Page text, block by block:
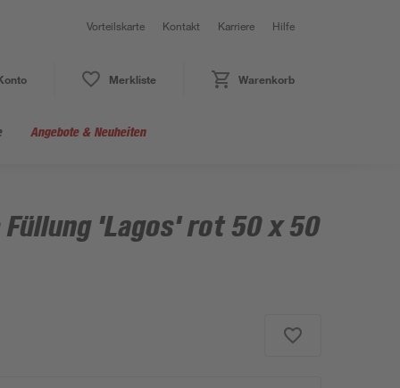
Vorteilskarte Kontakt Karriere Hilfe
Merkliste Warenkorb
Angebote & Neuheiten
'Lagos' rot 50 x 50